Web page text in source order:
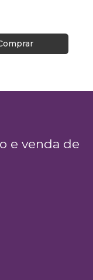
e venda de